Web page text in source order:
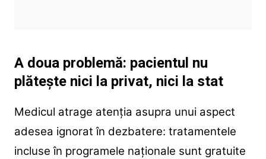
A doua problemă: pacientul nu
plătește nici la privat, nici la stat
Medicul atrage atenția asupra unui aspect
adesea ignorat în dezbatere: tratamentele
incluse în programele naționale sunt gratuite